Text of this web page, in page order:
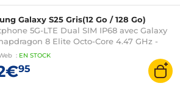
Galaxy S25 Gris(12 Go / 128 Go)
5G-LTE Dual SIM IP68 avec Galaxy
8 Elite Octo-Core 4.47 GHz -
Go - Ecran tactile Dynamic AMOLED 2X
6.2" 1080 x 2340 - 128 Go - NFC/Bluetooth
mAh - Android 15
: EN STOCK
95